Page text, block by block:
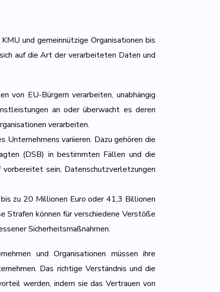
und gemeinnützige Organisationen bis
auf die Art der verarbeiteten Daten und
von EU-Bürgern verarbeiten, unabhängig
an oder überwacht es deren
verarbeiten.
Unternehmens variieren. Dazu gehören die
(DSB) in bestimmten Fällen und die
vorbereitet sein, Datenschutzverletzungen
zu 20 Millionen Euro oder 41,3 Billionen
Strafen können für verschiedene Verstöße
Sicherheitsmaßnahmen.
und Organisationen müssen ihre
Das richtige Verständnis und die
werden, indem sie das Vertrauen von